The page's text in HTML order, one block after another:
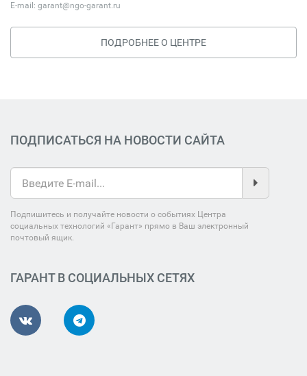
E-mail: garant@ngo-garant.ru
ПОДРОБНЕЕ О ЦЕНТРЕ
ПОДПИСАТЬСЯ НА НОВОСТИ САЙТА
Подпишитесь и получайте новости о событиях Центра
социальных технологий «Гарант» прямо в Ваш электронный
почтовый ящик.
ГАРАНТ В СОЦИАЛЬНЫХ СЕТЯХ